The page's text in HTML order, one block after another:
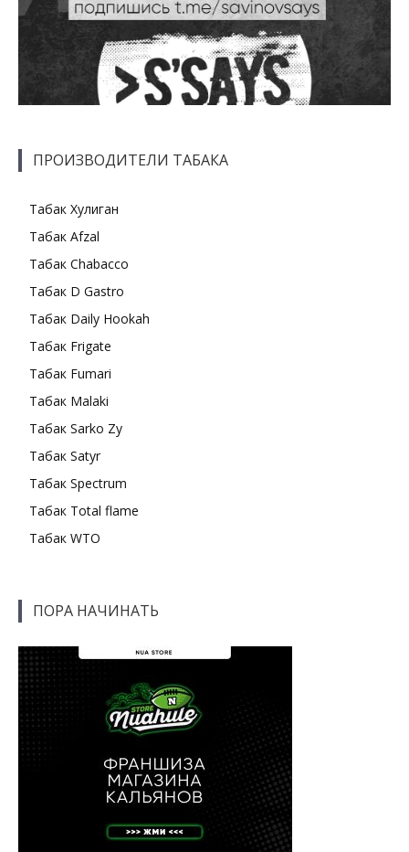
ПРОИЗВОДИТЕЛИ ТАБАКА
Табак Хулиган
Табак Afzal
Табак Chabacco
Табак D Gastro
Табак Daily Hookah
Табак Frigate
Табак Fumari
Табак Malaki
Табак Sarko Zy
Табак Satyr
Табак Spectrum
Табак Total flame
Табак WTO
ПОРА НАЧИНАТЬ